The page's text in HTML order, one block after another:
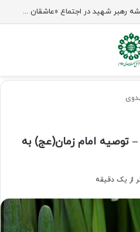
توصیه امام زمان(عج) به
از یک دقیقه